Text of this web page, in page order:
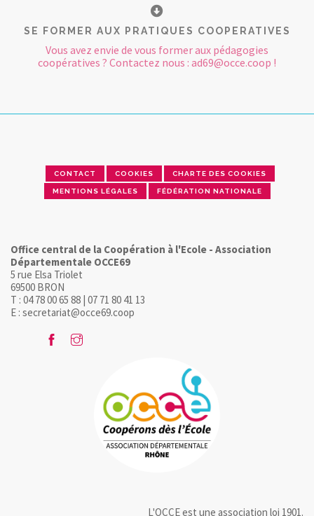
SE FORMER AUX PRATIQUES COOPERATIVES
Vous avez envie de vous former aux pédagogies
coopératives ? Contactez nous : ad69@occe.coop !
CONTACT COOKIES CHARTE DES COOKIES
MENTIONS LÉGALES FÉDÉRATION NATIONALE
Office central de la Coopération à l'Ecole - Association
Départementale OCCE69
5 rue Elsa Triolet
69500 BRON
T : 04 78 00 65 88 | 07 71 80 41 13
E : secretariat@occe69.coop
L'OCCE est une association loi 1901.